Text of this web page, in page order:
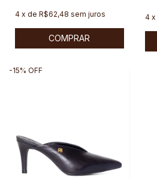
4 x de R$62,48 sem juros
COMPRAR
4 x
-15% OFF